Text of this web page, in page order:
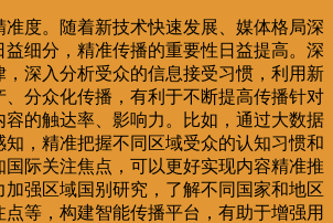
度。随着新技术快速发展、媒体格局深
细分，精准传播的重要性日益提高。深
，深入分析受众的信息接受习惯，利用新
、分众化传播，有利于不断提高传播针对
容的触达率、影响力。比如，通过大数据
，精准把握不同区域受众的认知习惯和
际关注焦点，可以更好实现内容精准推
强区域国别研究，了解不同国家和地区
等，构建智能传播平台，有助于增强用